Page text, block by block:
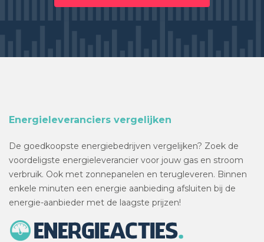
Energieleveranciers vergelijken
De goedkoopste energiebedrijven vergelijken? Zoek de
voordeligste energieleverancier voor jouw gas en stroom
verbruik. Ook met zonnepanelen en terugleveren. Binnen
enkele minuten een energie aanbieding afsluiten bij de
energie-aanbieder met de laagste prijzen!